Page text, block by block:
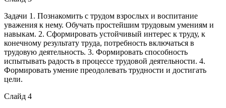
Задачи 1. Познакомить с трудом взрослых и воспитание
уважения к нему. Обучать простейшим трудовым умениям и
навыкам. 2. Сформировать устойчивый интерес к труду, к
конечному результату труда, потребность включаться в
трудовую деятельность. 3. Формировать способность
испытывать радость в процессе трудовой деятельности. 4.
Формировать умение преодолевать трудности и достигать
цели.
Слайд 4